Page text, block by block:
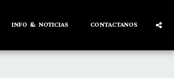
INFO & NOTICIAS CONTACTANOS